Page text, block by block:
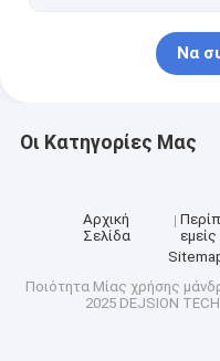
Να
Οι Κατηγορίες Μας
Αρχική
Σελίδα
εμείς
Ποιότητα Μίας χρήσης
2025 DEJSION